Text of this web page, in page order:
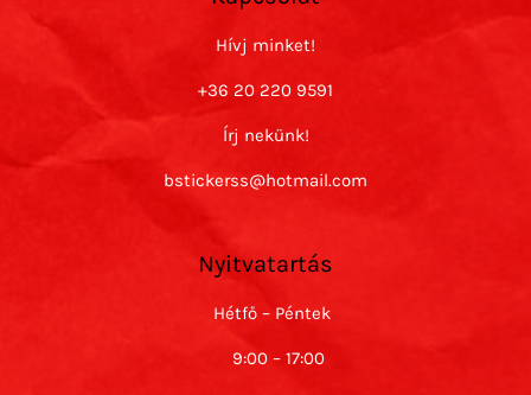
Hívj minket!
+36 20 220 9591
Írj nekünk!
bstickerss@hotmail.com
Nyitvatartás
Hétfő – Péntek
9:00 – 17:00